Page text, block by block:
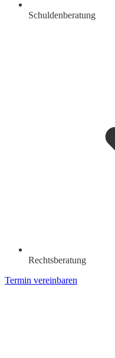
Schuldenberatung
Rechtsberatung
Termin vereinbaren